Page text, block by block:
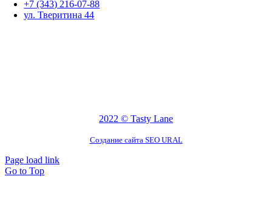
+7 (343) 216-07-88
ул. Тверитина 44
2022 © Tasty Lane
Создание сайта SEO URAL
Page load link
Go to Top